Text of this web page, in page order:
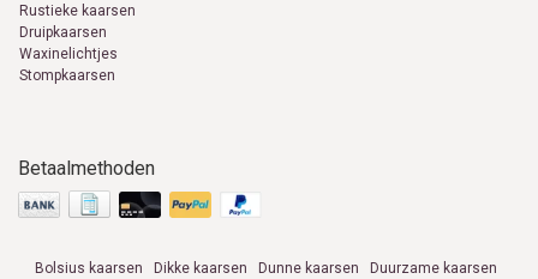
Rustieke kaarsen
Druipkaarsen
Waxinelichtjes
Stompkaarsen
Betaalmethoden
Bolsius kaarsen Dikke kaarsen Dunne kaarsen
Duurzame kaarsen